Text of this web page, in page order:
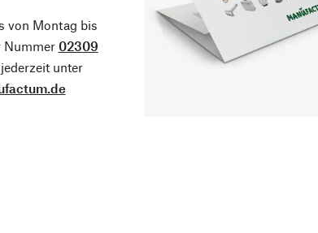
von Montag bis
Nummer 02309
unter